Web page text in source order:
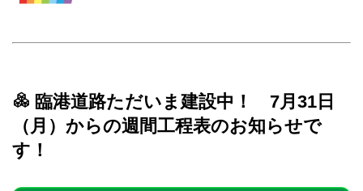
臨港道路ただいま建設中！ 7月31日
（月）からの週間工程表のお知らせで
す！